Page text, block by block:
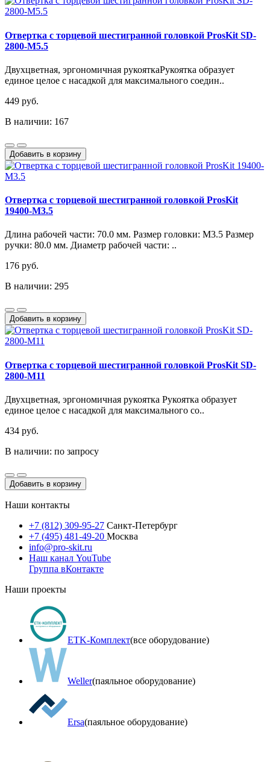
Отвертка с торцевой шестигранной головкой ProsKit SD-
2800-M5.5
Двухцветная, эргономичная рукояткаРукоятка образует
единое целое с насадкой для максимального соедин..
449 руб.
В наличии: 167
Добавить в корзину
Отвертка с торцевой шестигранной головкой ProsKit
19400-M3.5
Длина рабочей части: 70.0 мм. Размер головки: M3.5 Размер
ручки: 80.0 мм. Диаметр рабочей части: ..
176 руб.
В наличии: 295
Добавить в корзину
Отвертка с торцевой шестигранной головкой ProsKit SD-
2800-M11
Двухцветная, эргономичная рукоятка Рукоятка образует
единое целое с насадкой для максимального со..
434 руб.
В наличии: по запросу
Добавить в корзину
Наши контакты
+7 (812) 309-95-27 Санкт-Петербург
+7 (495) 481-49-20 Москва
info@pro-skit.ru
Наш канал YouTube
Группа вКонтакте
Наши проекты
ETK-Комплект(все оборудование)
Weller(паяльное оборудование)
Ersa(паяльное оборудование)